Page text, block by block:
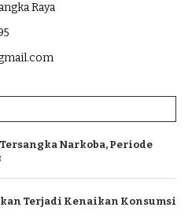
Raya
Narkoba, Periode
Terjadi Kenaikan Konsumsi